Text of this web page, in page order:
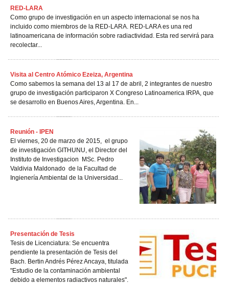
RED-LARA
Como grupo de investigación en un aspecto internacional se nos ha
incluido como miembros de la RED-LARA. RED-LARA es una red
latinoamericana de información sobre radiactividad. Esta red servirá para
recolectar...
Visita al Centro Atómico Ezeiza, Argentina
Como sabemos la semana del 13 al 17 de abril, 2 integrantes de nuestro
grupo de investigación participaron X Congreso Latinoamerica IRPA, que
se desarrollo en Buenos Aires, Argentina. En...
Reunión - IPEN
El viernes, 20 de marzo de 2015, el grupo
de investigación GITHUNU, el Director del
Instituto de Investigacion MSc. Pedro
Valdivia Maldonado de la Facultad de
Ingienería Ambiental de la Universidad...
Presentación de Tesis
Tesis de Licenciatura: Se encuentra
pendiente la presentación de Tesis del
Bach. Bertin Andrés Pérez Ancaya, titulada
"Estudio de la contaminación ambiental
debido a elementos radiactivos naturales".